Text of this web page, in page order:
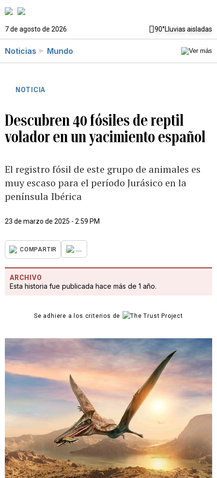
7 de agosto de 2026 90°Lluvias aisladas
Noticias Mundo
NOTICIA
Descubren 40 fósiles de reptil
volador en un yacimiento español
El registro fósil de este grupo de animales es
muy escaso para el período Jurásico en la
península Ibérica
23 de marzo de 2025 - 2:59 PM
COMPARTIR ...
ARCHIVO
Esta historia fue publicada hace más de 1 año.
Se adhiere a los criterios de